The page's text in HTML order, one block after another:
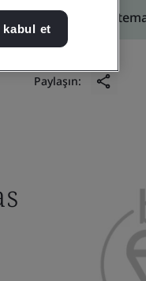
Paylaşın:
kabul et